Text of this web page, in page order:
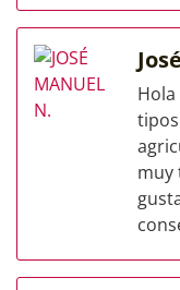
muy